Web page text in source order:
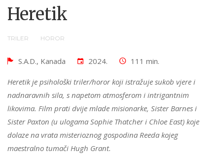
Heretik
TRILER HOROR
S.A.D., Kanada 2024. 111 min.
Heretik je psihološki triler/horor koji istražuje sukob vjere i
nadnaravnih sila, s napetom atmosferom i intrigantnim
likovima. Film prati dvije mlade misionarke, Sister Barnes i
Sister Paxton (u ulogama Sophie Thatcher i Chloe East) koje
dolaze na vrata misterioznog gospodina Reeda kojeg
maestralno tumači Hugh Grant.